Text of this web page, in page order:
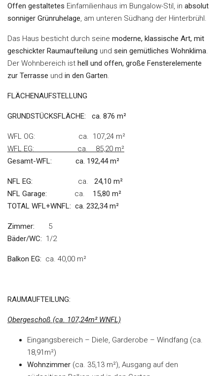
Offen gestaltetes Einfamilienhaus im Bungalow-Stil, in absolut
sonniger Grünruhelage, am unteren Südhang der Hinterbrühl.
Das Haus besticht durch seine moderne, klassische Art, mit
geschickter Raumaufteilung und sein gemütliches Wohnklima.
Der Wohnbereich ist hell und offen, große Fensterelemente
zur Terrasse und in den Garten.
FLÄCHENAUFSTELLUNG
GRUNDSTÜCKSFLÄCHE: ca. 876 m²
WFL OG: ca. 107,24 m²
WFL EG:
ca. 85,20 m²
Gesamt-WFL: ca. 192,44 m²
NFL EG: ca. 24,10 m²
NFL Garage: ca. 15,80 m²
TOTAL WFL+WNFL: ca. 232,34 m²
Zimmer: 5
Bäder/WC: 1/2
Balkon EG: ca. 40,00 m²
RAUMAUFTEILUNG:
Obergeschoß (ca. 107,24m² WNFL)
Eingangsbereich – Diele, Garderobe – Windfang (ca.
18,91m²)
Wohnzimmer (ca. 35,13 m²), Ausgang auf den